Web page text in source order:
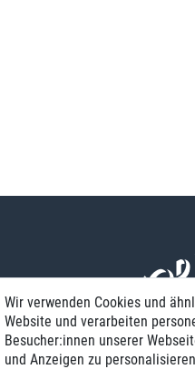
Wir verwenden Cookies und
Website und verarbeiten
Besucher:innen unserer
und Anzeigen zu